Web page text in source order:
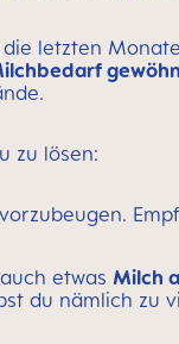
letzten
zu lösen:
etwas Milch
du nämlich zu